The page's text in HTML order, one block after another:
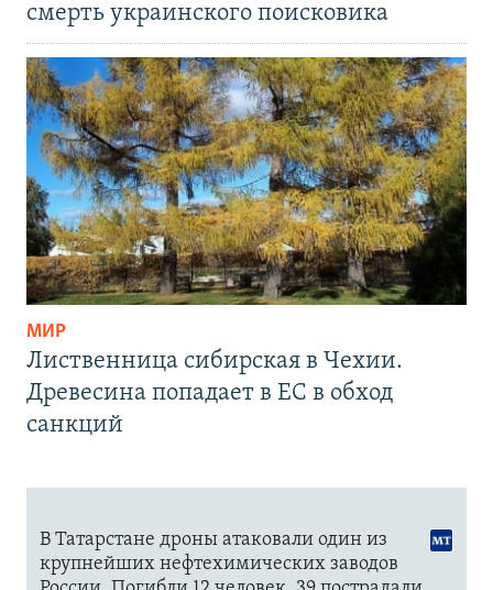
смерть украинского поисковика
МИР
Лиственница сибирская в Чехии.
Древесина попадает в ЕС в обход
санкций